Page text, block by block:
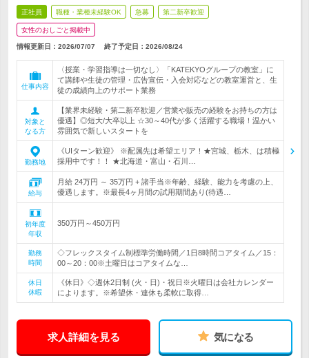
正社員 職種・業種未経験OK 急募 第二新卒歓迎
女性のおしごと掲載中
情報更新日：2026/07/07 終了予定日： 2026/08/24
仕事内容
〈授業・学習指導は一切なし〉「KATEKYOグループの教室」に
て講師や生徒の管理・広告宣伝・入会対応などの教室運営と、生
徒の成績向上のサポート業務
対象と
なる方
【業界未経験・第二新卒歓迎／営業や販売の経験をお持ちの方は
優遇】◎短大/大卒以上 ☆30～40代が多く活躍する職場！温かい
雰囲気で新しいスタートを
勤務地
《UIターン歓迎》 ※配属先は希望エリア！★宮城、栃木、は積極
採用中です！！ ★北海道・富山・石川…
給与
月給 24万円 ～ 35万円 + 諸手当※年齢、経験、能力を考慮の上、
優遇します。※最長4ヶ月間の試用期間あり(待遇…
初年度
年収
350万円～450万円
勤務
時間
◇フレックスタイム制標準労働時間／1日8時間コアタイム／15：
00～20：00※土曜日はコアタイムな…
休日
休暇
《休日》◇週休2日制 (火・日)・祝日※火曜日は会社カレンダー
によります。※希望休・連休も柔軟に取得…
求人詳細を見る 気になる